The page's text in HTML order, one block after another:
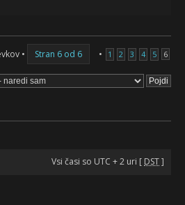
• Stran 6 od 6 • 1 2 3 4 5 6
Vsi časi so UTC + 2 uri [ DST]